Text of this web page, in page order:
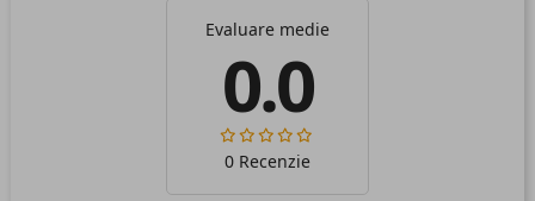
Evaluare medie
0.0
0 Recenzie